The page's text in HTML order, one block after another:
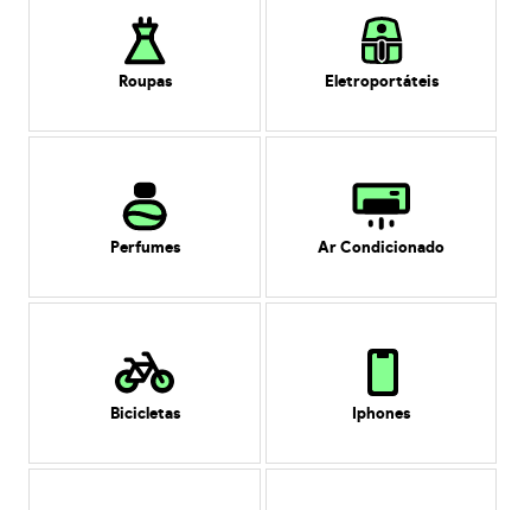
Roupas Eletroportáteis
Perfumes Ar Condicionado
Bicicletas Iphones